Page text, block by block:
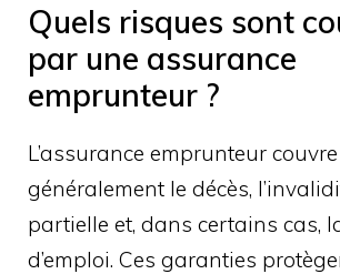
Quels risques sont
par une assurance
emprunteur ?
L’assurance emprunteur couvre
généralement le décès,
partielle et, dans certains cas,
d’emploi. Ces garanties